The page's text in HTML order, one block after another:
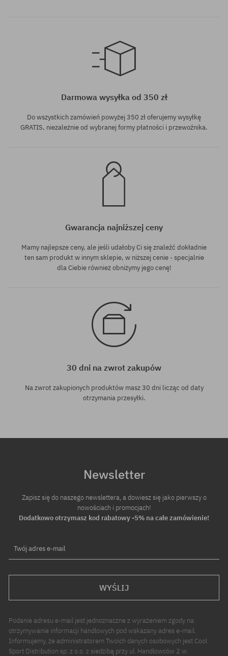
Darmowa wysyłka od 350 zł
Do wszystkich zamówień powyżej 350 zł oferujemy wysyłkę
GRATIS, niezależnie od wybranej formy płatności i przewoźnika.
Gwarancja najniższej ceny
Mamy najlepsze ceny, ale jeśli udałoby Ci się znaleźć dokładnie
ten sam produkt w innym sklepie, w niższej cenie - specjalnie
dla Ciebie również obniżymy jego cenę!
30 dni na zwrot zakupów
Na zwrot zakupionych produktów masz 30 dni licząc od daty
otrzymania przesyłki.
Newsletter
Zapisz się do naszego newslettera, a dowiesz się jako pierwszy o
nowościach i promocjach!
Dodatkowo otrzymasz kod rabatowy -5% na całe zamówienie!
Twój adres e-mail
WYŚLIJ
Podanie adresu e-mail jest jednoznaczne z wyrażeniem zgody na
otrzymywanie informacji handlowych pod wskazany adres e-mail.
Informujemy, że administratorem Twoich danych osobowych jest Cool
Sport Distribution sp. z o.o. z siedzibą przy ul. Handlowców 2 w